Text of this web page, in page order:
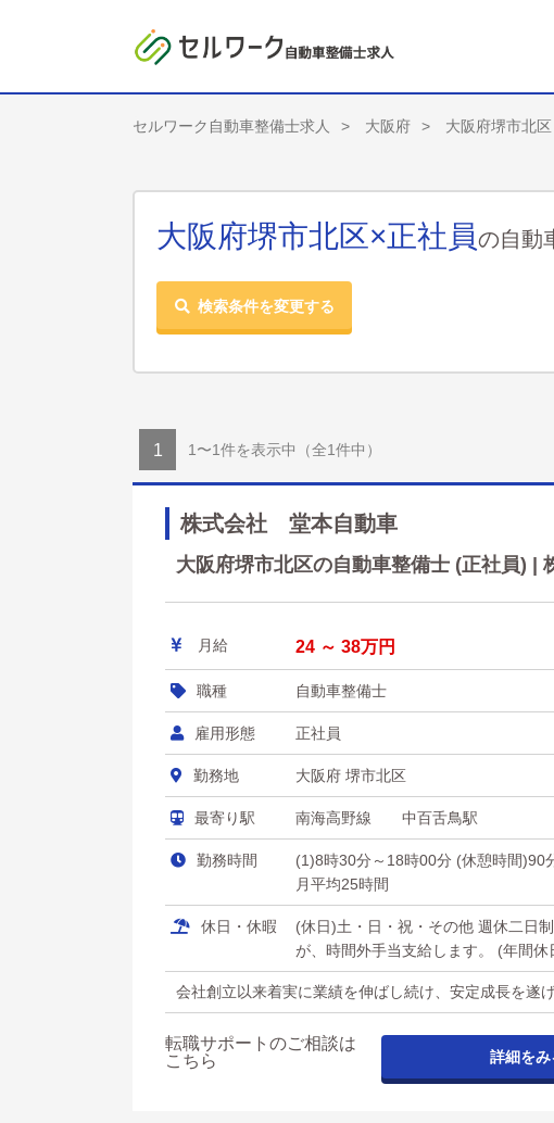
セルワーク自動車整備士求人 大阪府 大阪府堺市北区
大阪府堺市北区×正社員の自動
検索条件を変更する
1 1〜1件を表示中 （全1件中）
株式会社 堂本自動車
大阪府堺市北区の自動車整備士 (正社員)
月給 24 ～ 38万円
職種 自動車整備士
雇用形態 正社員
勤務地 大阪府 堺市北区
最寄り駅 南海高野線 中百舌鳥駅
勤務時間
(1)8時30分～18時00分 (休憩時間)90
月平均25時間
休日・休暇
(休日)土・日・祝・その他 週休二日
が、時間外手当支給します。 (年間休
会社創立以来着実に業績を伸ばし続け、安定成長を遂
転職サポートのご相談は
こちら
詳細をみ